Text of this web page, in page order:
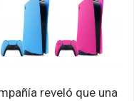
reveló que una